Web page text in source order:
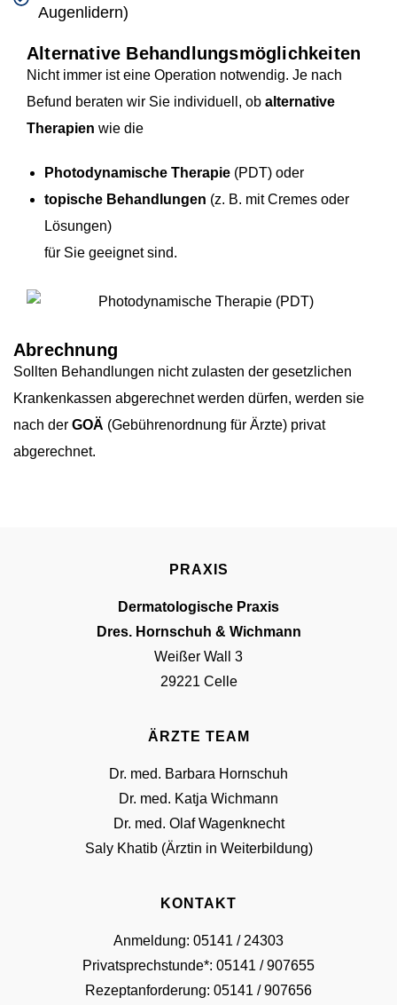
Augenlidern)
Alternative Behandlungsmöglichkeiten
Nicht immer ist eine Operation notwendig. Je nach
Befund beraten wir Sie individuell, ob alternative
Therapien wie die
Photodynamische Therapie (PDT) oder
topische Behandlungen (z. B. mit Cremes oder
Lösungen)
für Sie geeignet sind.
Abrechnung
Sollten Behandlungen nicht zulasten der gesetzlichen
Krankenkassen abgerechnet werden dürfen, werden sie
nach der GOÄ (Gebührenordnung für Ärzte) privat
abgerechnet.
PRAXIS
Dermatologische Praxis
Dres. Hornschuh & Wichmann
Weißer Wall 3
29221 Celle
ÄRZTE TEAM
Dr. med. Barbara Hornschuh
Dr. med. Katja Wichmann
Dr. med. Olaf Wagenknecht
Saly Khatib (Ärztin in Weiterbildung)
KONTAKT
Anmeldung: 05141 / 24303
Privatsprechstunde*: 05141 / 907655
Rezeptanforderung: 05141 / 907656